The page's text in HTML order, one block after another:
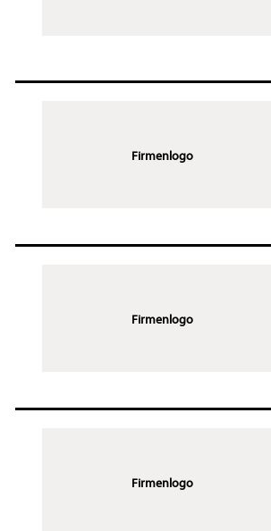
Firmenlogo
Firmenlogo
Firmenlogo